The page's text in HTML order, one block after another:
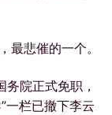
最悲催的一个。
院正式免职，
一栏已撤下李云